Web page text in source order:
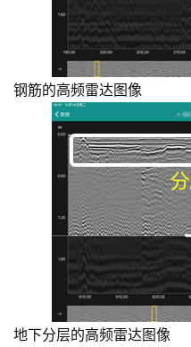
信
站
钢筋的高频雷达图像
地下分层的高频雷达图像